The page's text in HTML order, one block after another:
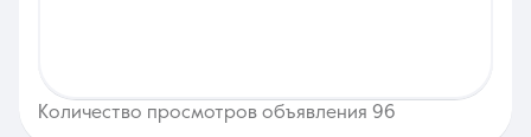
Количество просмотров объявления 96